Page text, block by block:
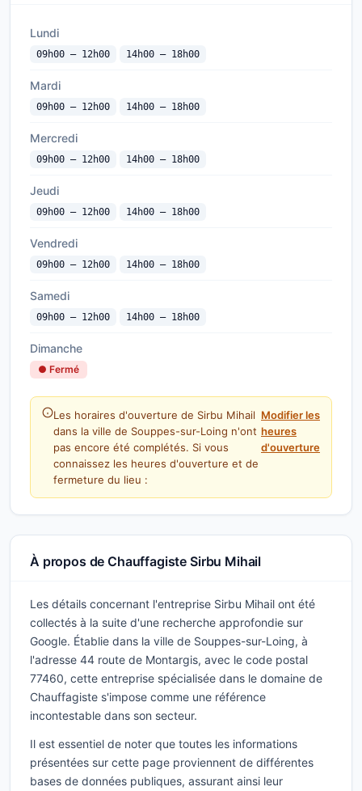
Lundi
09h00 — 12h00 14h00 — 18h00
Mardi
09h00 — 12h00 14h00 — 18h00
Mercredi
09h00 — 12h00 14h00 — 18h00
Jeudi
09h00 — 12h00 14h00 — 18h00
Vendredi
09h00 — 12h00 14h00 — 18h00
Samedi
09h00 — 12h00 14h00 — 18h00
Dimanche
● Fermé
Les horaires d'ouverture de Sirbu Mihail
dans la ville de Souppes-sur-Loing n'ont
pas encore été complétés. Si vous
connaissez les heures d'ouverture et de
fermeture du lieu :
Modifier les
heures
d'ouverture
À propos de Chauffagiste Sirbu Mihail
Les détails concernant l'entreprise Sirbu Mihail ont été
collectés à la suite d'une recherche approfondie sur
Google. Établie dans la ville de Souppes-sur-Loing, à
l'adresse 44 route de Montargis, avec le code postal
77460, cette entreprise spécialisée dans le domaine de
Chauffagiste s'impose comme une référence
incontestable dans son secteur.
Il est essentiel de noter que toutes les informations
présentées sur cette page proviennent de différentes
bases de données publiques, assurant ainsi leur